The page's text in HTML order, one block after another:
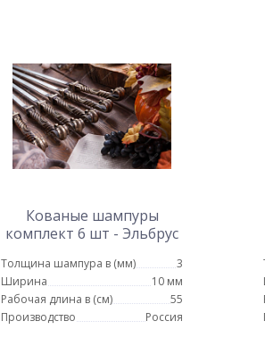
Кованые шампуры
комплект 6 шт - Эльбрус
Толщина шампура в (мм)
3
Ширина
10 мм
Рабочая длина в (см)
55
Производство
Россия